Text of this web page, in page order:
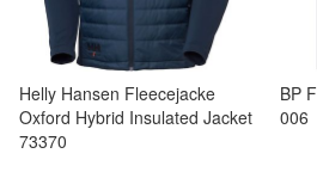
Helly Hansen Fleecejacke
Oxford Hybrid Insulated Jacket
73370
BP
006